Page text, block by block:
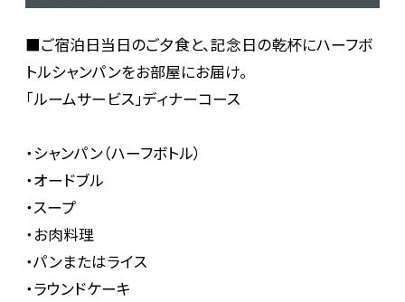
■ご宿泊日当日のご夕食と、記念日の乾杯にハーフボ
トルシャンパンをお部屋にお届け。
「ルームサービス」ディナーコース
・シャンパン（ハーフボトル）
・オードブル
・スープ
・お肉料理
・パンまたはライス
・ラウンドケーキ